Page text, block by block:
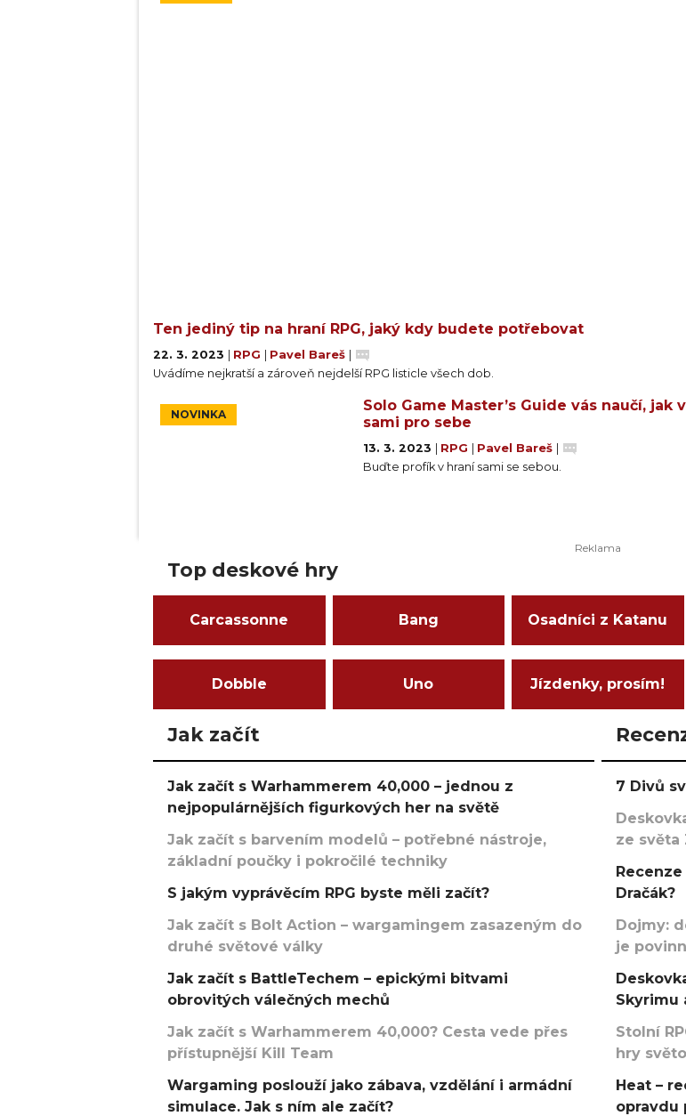
Ten jediný tip na hraní RPG, jaký kdy budete potřebovat
22. 3. 2023 RPG Pavel Bareš
Uvádíme nejkratší a zároveň nejdelší RPG listicle všech dob.
NOVINKA
Solo Game Master’s Guide vás naučí, jak
sami pro sebe
13. 3. 2023 RPG Pavel Bareš
Buďte profík v hraní sami se sebou.
Top deskové hry
Carcassonne Bang Osadníci z Katanu
Dobble Uno Jízdenky, prosím!
Jak začít
Jak začít s Warhammerem 40,000 – jednou z
nejpopulárnějších figurkových her na světě
Jak začít s barvením modelů – potřebné nástroje,
základní poučky i pokročilé techniky
S jakým vyprávěcím RPG byste měli začít?
Jak začít s Bolt Action – wargamingem zasazeným do
druhé světové války
Jak začít s BattleTechem – epickými bitvami
obrovitých válečných mechů
Jak začít s Warhammerem 40,000? Cesta vede přes
přístupnější Kill Team
Wargaming poslouží jako zábava, vzdělání i armádní
simulace. Jak s ním ale začít?
7 Divů
ze světa
Dračák?
Dojmy:
je
Skyrimu
Stolní
hry
Heat –
opravdu